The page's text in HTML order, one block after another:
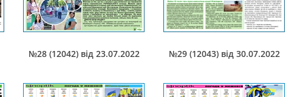
№28 (12042) від 23.07.2022 №29 (12043) від 30.07.2022